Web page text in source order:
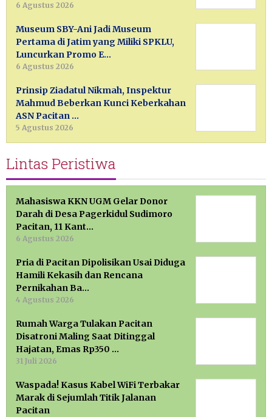
6 Agustus 2026
Museum SBY-Ani Jadi Museum
Pertama di Jatim yang Miliki SPKLU,
Luncurkan Promo E…
6 Agustus 2026
Prinsip Ziadatul Nikmah, Inspektur
Mahmud Beberkan Kunci Keberkahan
ASN Pacitan …
5 Agustus 2026
Lintas Peristiwa
Mahasiswa KKN UGM Gelar Donor
Darah di Desa Pagerkidul Sudimoro
Pacitan, 11 Kant…
6 Agustus 2026
Pria di Pacitan Dipolisikan Usai Diduga
Hamili Kekasih dan Rencana
Pernikahan Ba…
4 Agustus 2026
Rumah Warga Tulakan Pacitan
Disatroni Maling Saat Ditinggal
Hajatan, Emas Rp350 …
31 Juli 2026
Waspada! Kasus Kabel WiFi Terbakar
Marak di Sejumlah Titik Jalanan
Pacitan